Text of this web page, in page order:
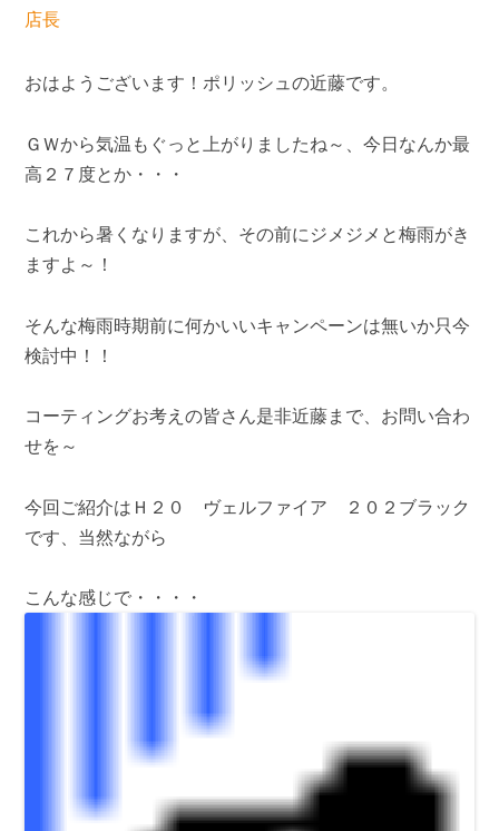
店長
おはようございます！ポリッシュの近藤です。
ＧＷから気温もぐっと上がりましたね～、今日なんか最
高２７度とか・・・
これから暑くなりますが、その前にジメジメと梅雨がき
ますよ～！
そんな梅雨時期前に何かいいキャンペーンは無いか只今
検討中！！
コーティングお考えの皆さん是非近藤まで、お問い合わ
せを～
今回ご紹介はＨ２０ ヴェルファイア ２０２ブラック
です、当然ながら
こんな感じで・・・・